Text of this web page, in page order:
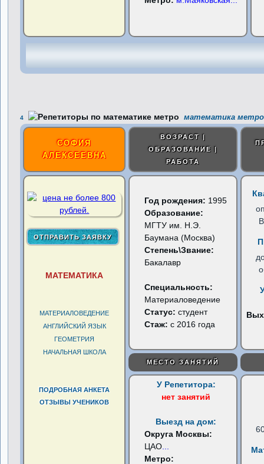
4 математика метро
СОФИЯ
АЛЕКСЕЕВНА
ВОЗРАСТ |
ОБРАЗОВАНИЕ |
РАБОТА
МАТЕМАТИКА
МАТЕРИАЛОВЕДЕНИЕ
АНГЛИЙСКИЙ ЯЗЫК
ГЕОМЕТРИЯ
НАЧАЛЬНАЯ ШКОЛА
ПОДРОБНАЯ АНКЕТА
ОТЗЫВЫ УЧЕНИКОВ
Год рождения: 1995
Образование:
МГТУ им. Н.Э.
Баумана (Москва)
Степень\Звание:
Бакалавр
Специальность:
Материаловедение
Статус:студент
Стаж: с 2016 года
МЕСТО ЗАНЯТИЙ
У Репетитора:
нет занятий
Выезд на дом:
Округа Москвы:
ЦАО
Метро: